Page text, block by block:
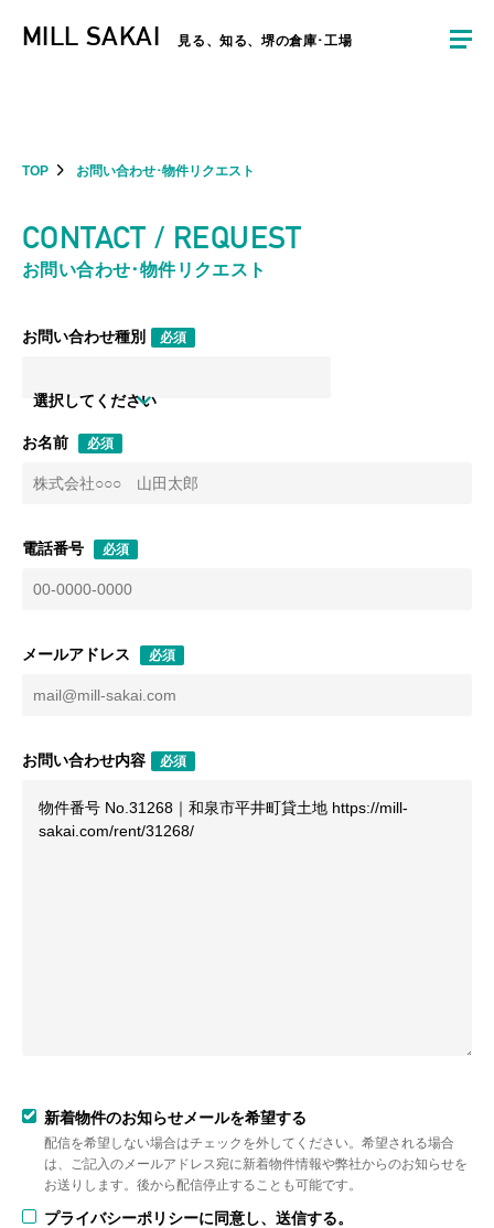
だきます。ご不便をおかけしますがよろしくお願いします。
MILL SAKAI 見る、知る、堺の倉庫･工場
TOP お問い合わせ･物件リクエスト
CONTACT / REQUEST
お問い合わせ･物件リクエスト
お問い合わせ種別 必須
選択してください
お名前 必須
電話番号 必須
メールアドレス 必須
お問い合わせ内容 必須
新着物件のお知らせメールを希望する
配信を希望しない場合はチェックを外してください。希望される場合
は、ご記入のメールアドレス宛に新着物件情報や弊社からのお知らせを
お送りします。後から配信停止することも可能です。
プライバシーポリシーに同意し、送信する。